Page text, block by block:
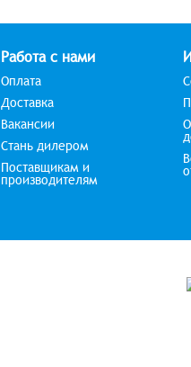
Работа с нами
Оплата
Доставка
Вакансии
Стань дилером
Поставщикам и
производителям